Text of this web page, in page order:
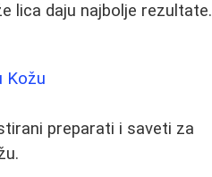
lica daju najbolje rezultate.
Kožu
preparati i saveti za